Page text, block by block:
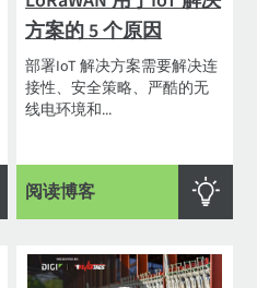
方案的 5 个原因
部署IoT 解决方案需要解决连
接性、安全策略、严酷的无
线电环境和...
阅读博客